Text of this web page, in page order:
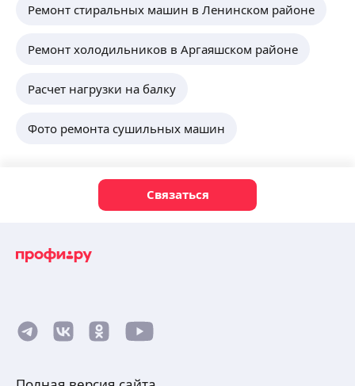
Ремонт стиральных машин в Ленинском районе
Ремонт холодильников в Аргаяшском районе
Расчет нагрузки на балку
Фото ремонта сушильных машин
Связаться